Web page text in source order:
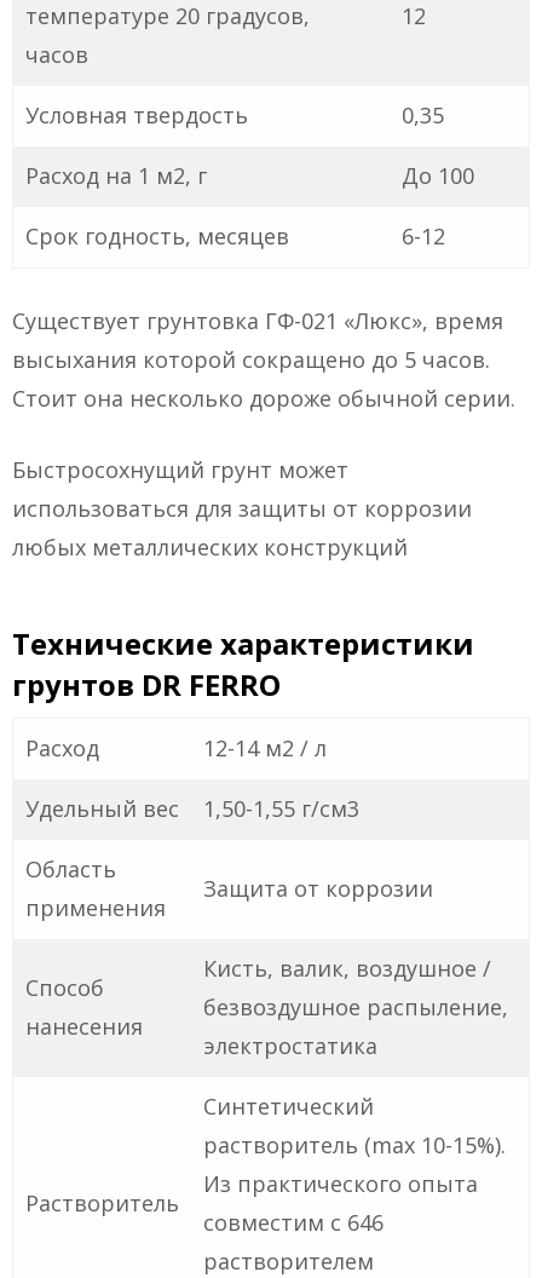
температуре 20 градусов,
часов
12
Условная твердость 0,35
Расход на 1 м2, г До 100
Срок годность, месяцев 6-12
Существует грунтовка ГФ-021 «Люкс», время
высыхания которой сокращено до 5 часов.
Стоит она несколько дороже обычной серии.
Быстросохнущий грунт может
использоваться для защиты от коррозии
любых металлических конструкций
Технические характеристики
грунтов DR FERRO
Расход 12-14 м2 / л
Удельный вес 1,50-1,55 г/см3
Область
применения
Защита от коррозии
Способ
нанесения
Кисть, валик, воздушное /
безвоздушное распыление,
электростатика
Растворитель
Синтетический
растворитель (max 10-15%).
Из практического опыта
совместим с 646
растворителем